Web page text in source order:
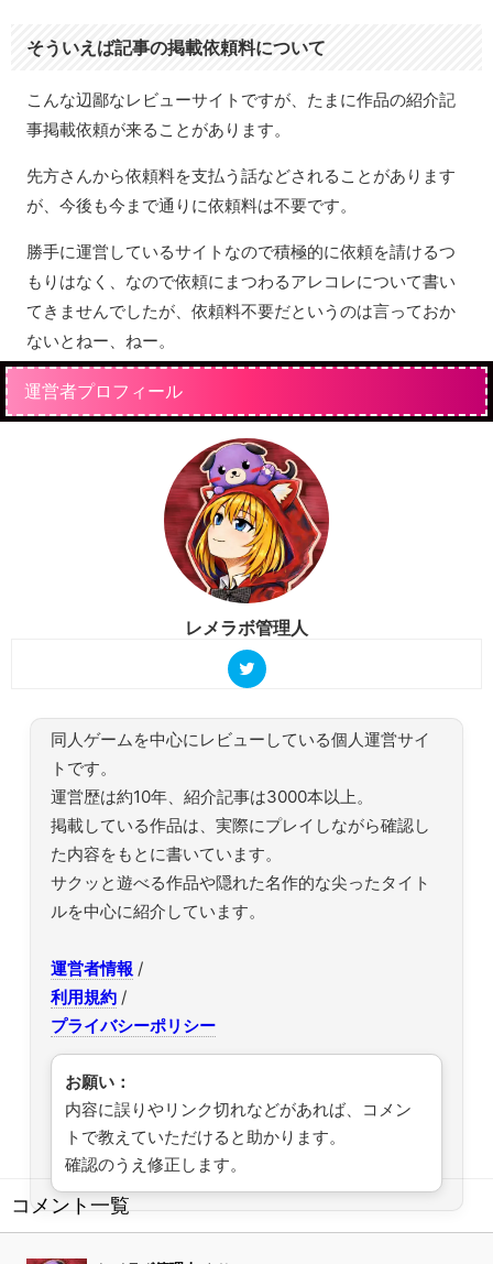
そういえば記事の掲載依頼料について
こんな辺鄙なレビューサイトですが、たまに作品の紹介記
事掲載依頼が来ることがあります。
先方さんから依頼料を支払う話などされることがあります
が、今後も今まで通りに依頼料は不要です。
勝手に運営しているサイトなので積極的に依頼を請けるつ
もりはなく、なので依頼にまつわるアレコレについて書い
てきませんでしたが、依頼料不要だというのは言っておか
ないとねー、ねー。
運営者プロフィール
レメラボ管理人
同人ゲームを中心にレビューしている個人運営サイ
トです。
運営歴は約10年、紹介記事は3000本以上。
掲載している作品は、実際にプレイしながら確認し
た内容をもとに書いています。
サクッと遊べる作品や隠れた名作的な尖ったタイト
ルを中心に紹介しています。
運営者情報 /
利用規約 /
プライバシーポリシー
お願い：
内容に誤りやリンク切れなどがあれば、コメン
トで教えていただけると助かります。
確認のうえ修正します。
コメント一覧